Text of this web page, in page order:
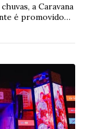
a Caravana
é promovido